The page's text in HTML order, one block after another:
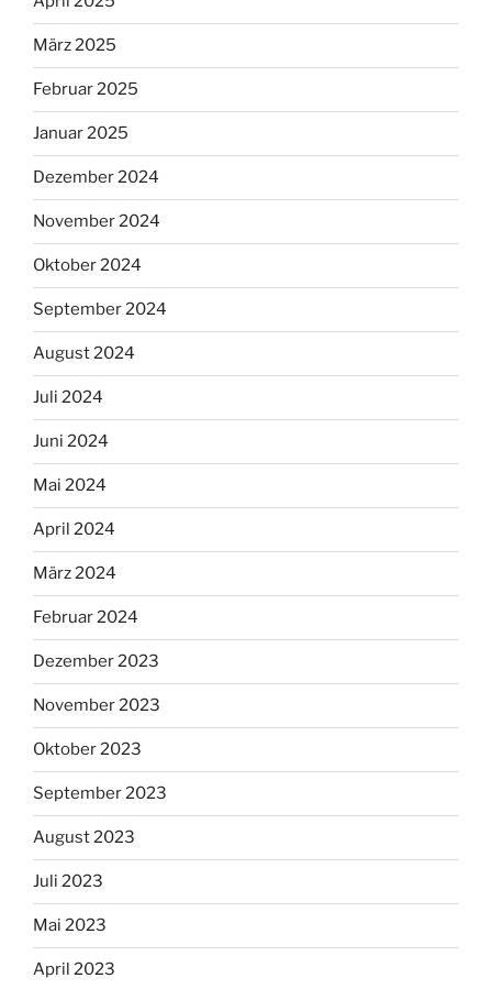
März 2025
Februar 2025
Januar 2025
Dezember 2024
November 2024
Oktober 2024
September 2024
August 2024
Juli 2024
Juni 2024
Mai 2024
April 2024
März 2024
Februar 2024
Dezember 2023
November 2023
Oktober 2023
September 2023
August 2023
Juli 2023
Mai 2023
April 2023